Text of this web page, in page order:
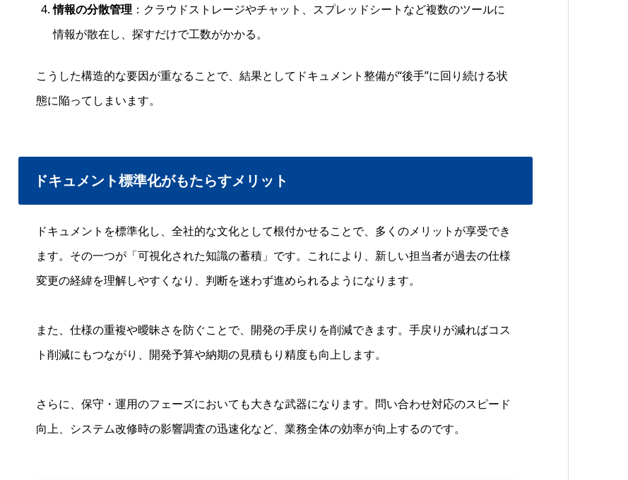
情報の分散管理 ：クラウドストレージやチャット、スプレッドシートなど複数のツールに
情報が散在し、探すだけで工数がかかる。
こうした構造的な要因が重なることで、結果としてドキュメント整備が“後手”に回り続ける状
態に陥ってしまいます。
ドキュメント標準化がもたらすメリット
ドキュメントを標準化し、全社的な文化として根付かせることで、多くのメリットが享受でき
ます。その一つが「可視化された知識の蓄積」です。これにより、新しい担当者が過去の仕様
変更の経緯を理解しやすくなり、判断を迷わず進められるようになります。
また、仕様の重複や曖昧さを防ぐことで、開発の手戻りを削減できます。手戻りが減ればコス
ト削減にもつながり、開発予算や納期の見積もり精度も向上します。
さらに、保守・運用のフェーズにおいても大きな武器になります。問い合わせ対応のスピード
向上、システム改修時の影響調査の迅速化など、業務全体の効率が向上するのです。